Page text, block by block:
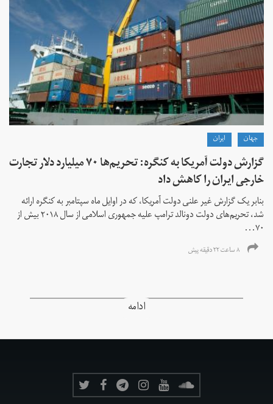
جهان ايران
گزارش دولت آمریکا به کنگره: تحریم‌ها ۷۰ میلیارد دلار تجارت
خارجی ایران را کاهش داد
بنابر یک گزارش غیر علنی دولت آمریکا، که در اوایل ماه سپتامبر به کنگره ارائه
شد، تحریم‌های دولت دونالد ترامپ علیه جمهوری اسلامی از سال ۲۰۱۸ بیش از
۷۰...
۸ ساعت ۲۲ دقیقه پیش
ادامه